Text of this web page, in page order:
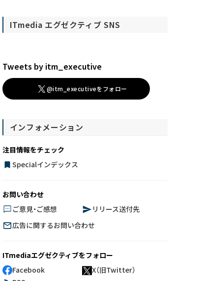
ITmedia エグゼクティブ SNS
Tweets by itm_executive
@itm_executiveをフォロー
インフォメーション
注目情報をチェック
Specialインデックス
お問い合わせ
ご意見・ご感想
リリース送付先
広告に関するお問い合わせ
ITmediaエグゼクティブをフォロー
Facebook
X（旧Twitter）